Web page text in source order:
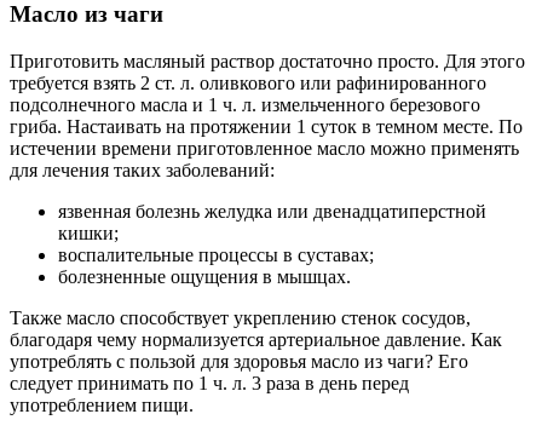
Масло из чаги
Приготовить масляный раствор достаточно просто. Для этого
требуется взять 2 ст. л. оливкового или рафинированного
подсолнечного масла и 1 ч. л. измельченного березового
гриба. Настаивать на протяжении 1 суток в темном месте. По
истечении времени приготовленное масло можно применять
для лечения таких заболеваний:
язвенная болезнь желудка или двенадцатиперстной
кишки;
воспалительные процессы в суставах;
болезненные ощущения в мышцах.
Также масло способствует укреплению стенок сосудов,
благодаря чему нормализуется артериальное давление. Как
употреблять с пользой для здоровья масло из чаги? Его
следует принимать по 1 ч. л. 3 раза в день перед
употреблением пищи.